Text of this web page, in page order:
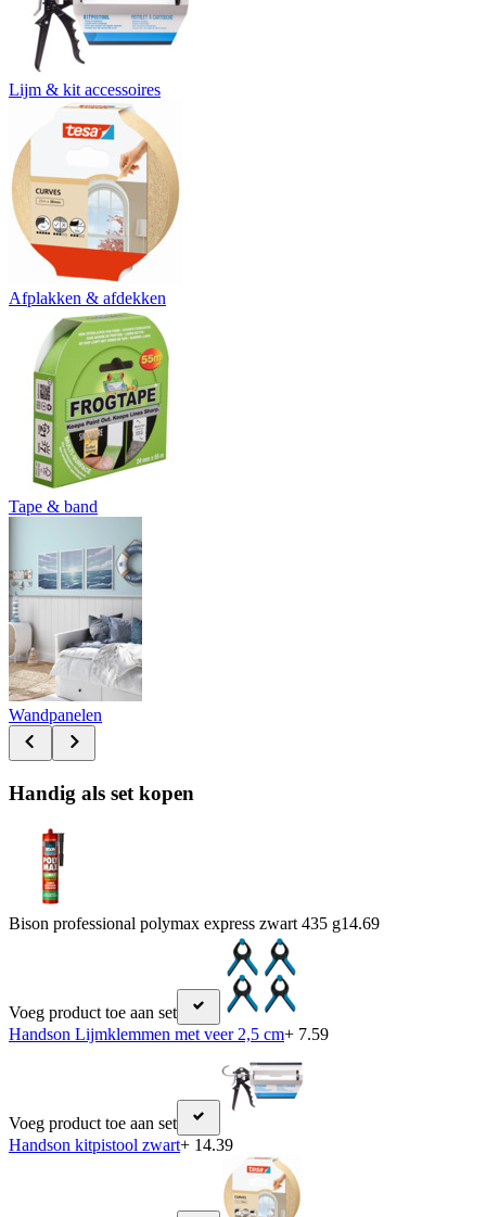
Lijm & kit accessoires
Afplakken & afdekken
Tape & band
Wandpanelen
Handig als set kopen
Bison professional polymax express zwart 435 g14.69
Voeg product toe aan set
Handson Lijmklemmen met veer 2,5 cm+ 7.59
Voeg product toe aan set
Handson kitpistool zwart+ 14.39